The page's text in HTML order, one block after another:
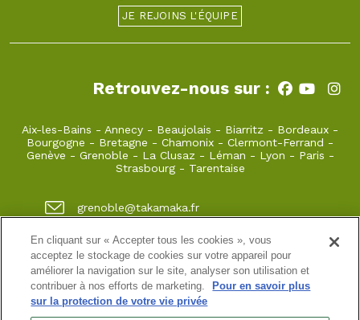
JE REJOINS L'ÉQUIPE
Retrouvez-nous sur :
Aix-les-Bains - Annecy - Beaujolais - Biarritz - Bordeaux -
Bourgogne - Bretagne - Chamonix - Clermont-Ferrand -
Genève - Grenoble - La Clusaz - Léman - Lyon - Paris -
Strasbourg- Tarentaise
grenoble@takamaka.fr
04 80 42 00 70
1 quai de créqui 38000 GRENOBLE
Site classique-Mon compte-Informations pratiques-
En cliquant sur « Accepter tous les cookies », vous
acceptez le stockage de cookies sur votre appareil pour
améliorer la navigation sur le site, analyser son utilisation et
contribuer à nos efforts de marketing.
Pour en savoir plus
sur la protection de votre vie privée